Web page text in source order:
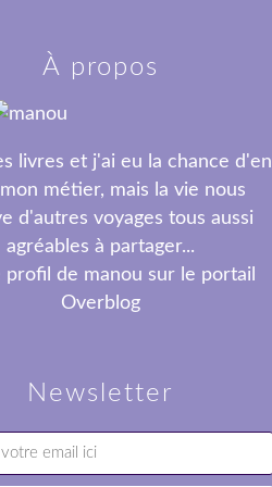
Newsletter
À propos
livres et j'ai eu la chance d'en
métier, mais la vie nous
d'autres voyages tous aussi
agréables à partager...
profil de manou sur le portail
Overblog